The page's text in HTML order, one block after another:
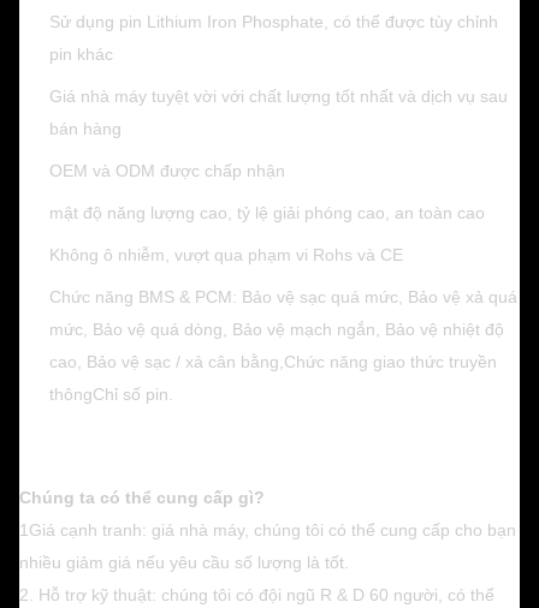
Sử dụng pin Lithium Iron Phosphate, có thể được tùy chỉnh
pin khác
Giá nhà máy tuyệt vời với chất lượng tốt nhất và dịch vụ sau
bán hàng
OEM và ODM được chấp nhận
mật độ năng lượng cao, tỷ lệ giải phóng cao, an toàn cao
Không ô nhiễm, vượt qua phạm vi Rohs và CE
Chức năng BMS & PCM: Bảo vệ sạc quá mức, Bảo vệ xả quá
mức, Bảo vệ quá dòng, Bảo vệ mạch ngắn, Bảo vệ nhiệt độ
cao, Bảo vệ sạc / xả cân bằng,Chức năng giao thức truyền
thôngChỉ số pin.
Chúng ta có thể cung cấp gì?
1Giá cạnh tranh: giá nhà máy, chúng tôi có thể cung cấp cho bạn
nhiều giảm giá nếu yêu cầu số lượng là tốt.
2. Hỗ trợ kỹ thuật: chúng tôi có đội ngũ R & D 60 người, có thể